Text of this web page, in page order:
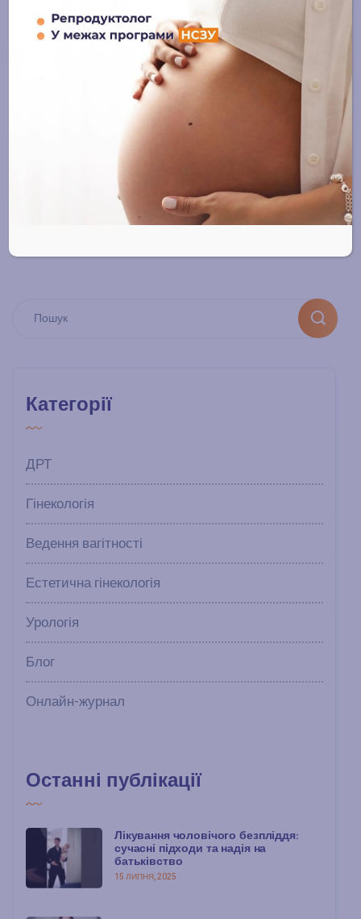
Сучасне обладнання.
Комфортні умови лікування.
Комплексна підтримка від діагностики до
Мрієте про дитину? Альтернатива Овумія Груп
допоможе зробити цю мрію реальністю!
Категорії
ДРТ
Гінекологія
Ведення вагітності
Естетична гінекологія
Урологія
Блог
Онлайн-журнал
Останні публікації
Лікування чоловічого безпліддя:
сучасні підходи та надія на
батьківство
15 ЛИПНЯ, 2025